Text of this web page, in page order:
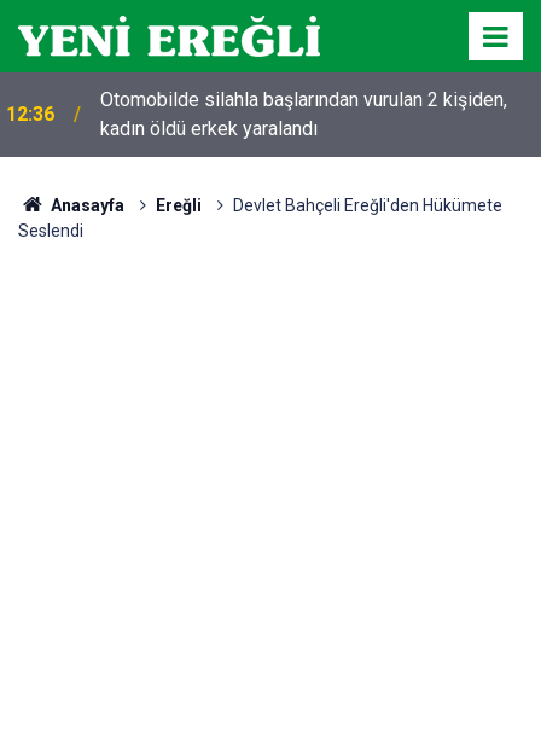
12:36
Otomobilde silahla başlarından vurulan 2 kişiden,
kadın öldü erkek yaralandı
Anasayfa Ereğli
Devlet Bahçeli Ereğli'den Hükümete
Seslendi